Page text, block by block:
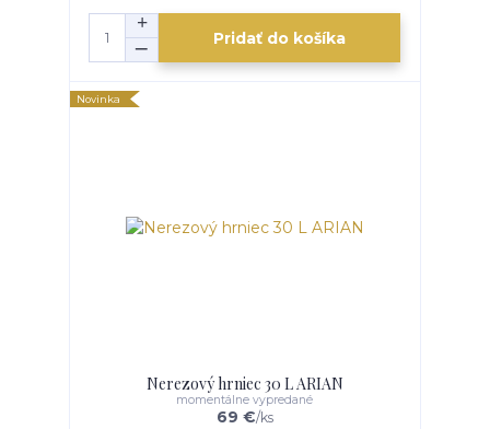
Pridať do košíka
Novinka
Nerezový hrniec 30 L ARIAN
69 €/ks
momentálne vypredané